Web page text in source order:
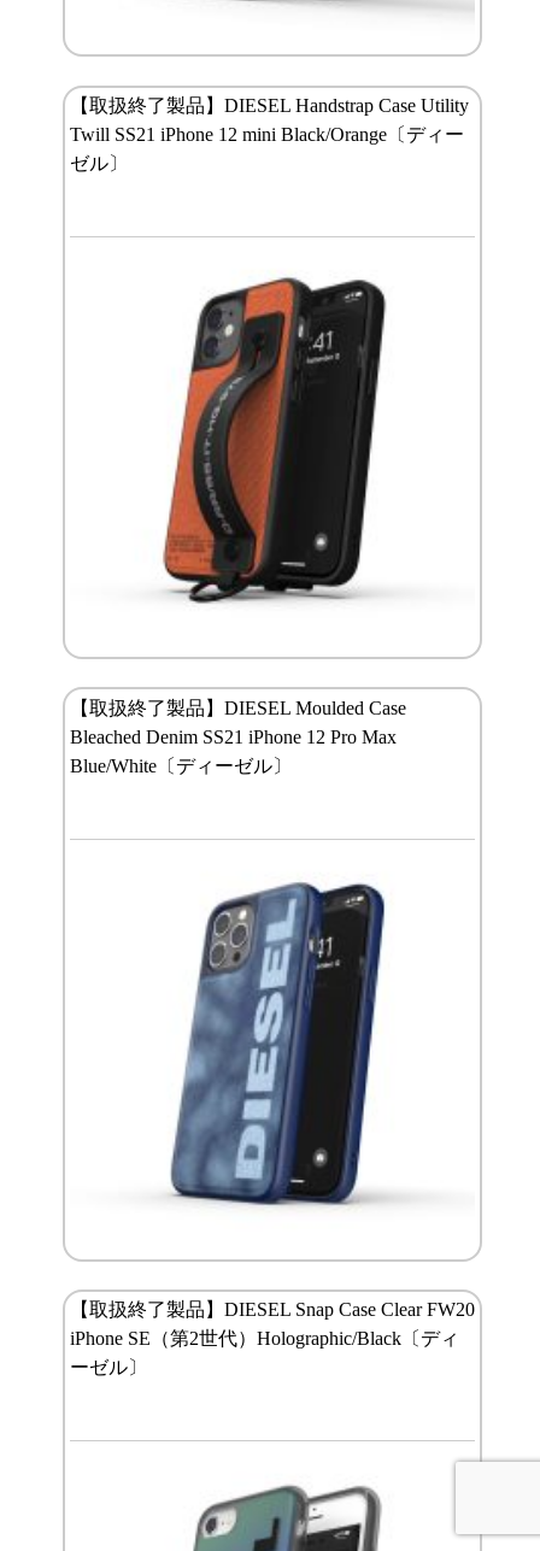
【取扱終了製品】DIESEL Handstrap Case Utility
Twill SS21 iPhone 12 mini Black/Orange〔ディー
ゼル〕
【取扱終了製品】DIESEL Moulded Case
Bleached Denim SS21 iPhone 12 Pro Max
Blue/White〔ディーゼル〕
【取扱終了製品】DIESEL Snap Case Clear FW20
iPhone SE（第2世代）Holographic/Black〔ディ
ーゼル〕